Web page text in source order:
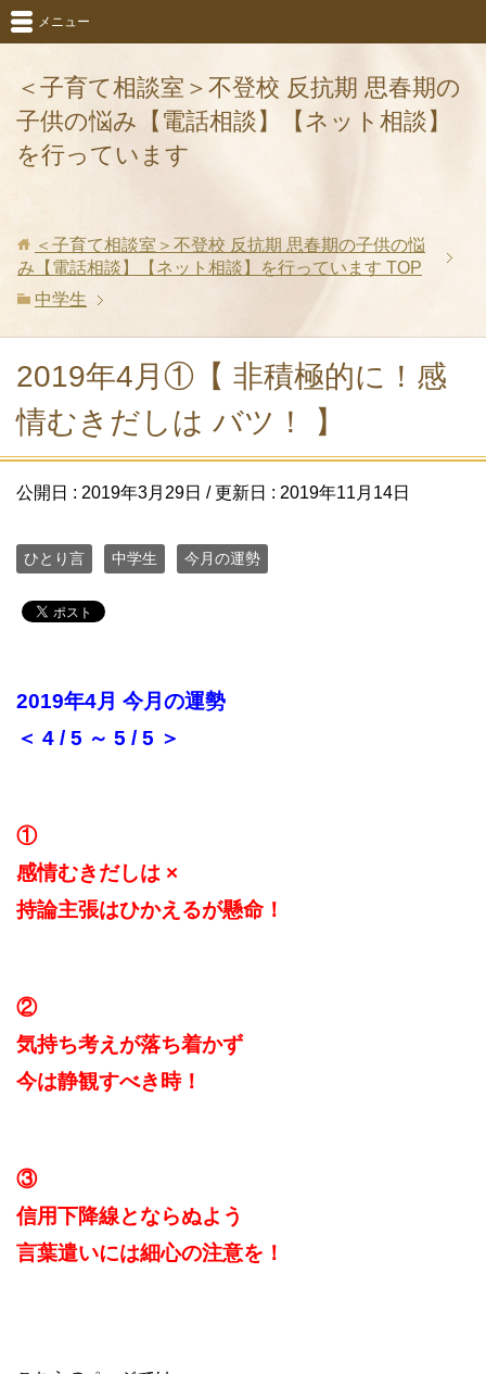
＜子育て相談室＞不登校 反抗期 思春期の
子供の悩み【電話相談】【ネット相談】
を行っています
メニュー
＜子育て相談室＞不登校 反抗期 思春期の子供の悩
み【電話相談】【ネット相談】を行っています TOP
中学生
2019年4月①【 非積極的に！感
情むきだしは バツ！ 】
公開日 : 2019年3月29日 / 更新日 : 2019年11月14日
ひとり言 中学生 今月の運勢
2019年4月 今月の運勢
＜ 4 / 5 ～ 5 / 5 ＞
①
感情むきだしは ×
持論主張はひかえるが懸命！
②
気持ち考えが落ち着かず
今は静観すべき時！
③
信用下降線とならぬよう
言葉遣いには細心の注意を！